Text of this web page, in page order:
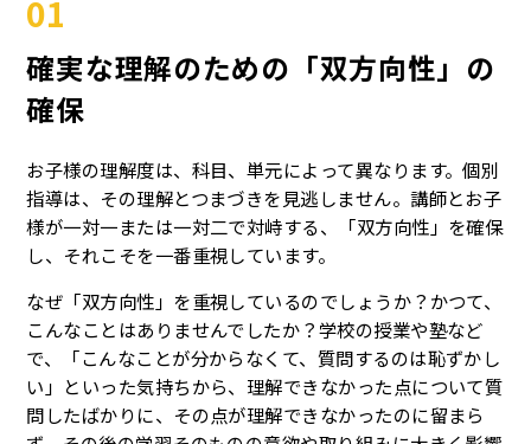
01
確実な理解のための「双方向性」の
確保
お子様の理解度は、科目、単元によって異なります。個別
指導は、その理解とつまづきを見逃しません。講師とお子
様が一対一または一対二で対峙する、「双方向性」を確保
し、それこそを一番重視しています。
なぜ「双方向性」を重視しているのでしょうか？かつて、
こんなことはありませんでしたか？学校の授業や塾など
で、「こんなことが分からなくて、質問するのは恥ずかし
い」といった気持ちから、理解できなかった点について質
問したばかりに、その点が理解できなかったのに留まら